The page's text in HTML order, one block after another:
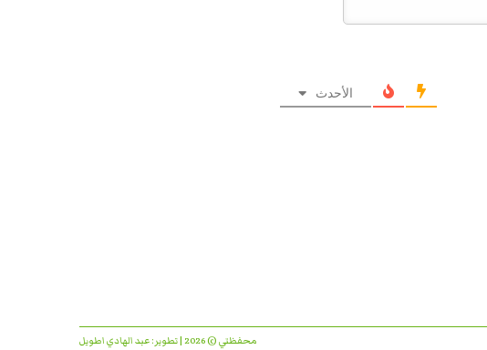
الأحدث
محفظتي © 2026 | تطوير: عبد الهادي اطويل